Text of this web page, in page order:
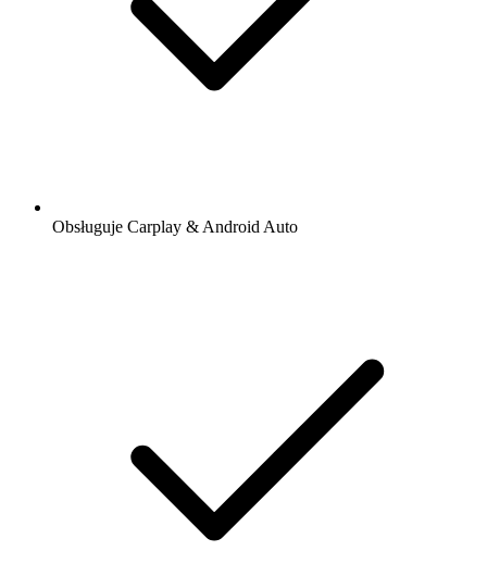
Obsługuje Carplay & Android Auto